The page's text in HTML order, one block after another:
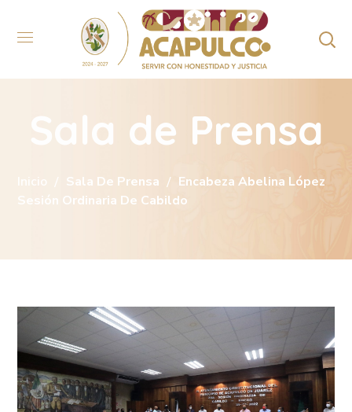
Sala de Prensa
Inicio Sala De Prensa
Encabeza Abelina López
Sesión Ordinaria De Cabildo